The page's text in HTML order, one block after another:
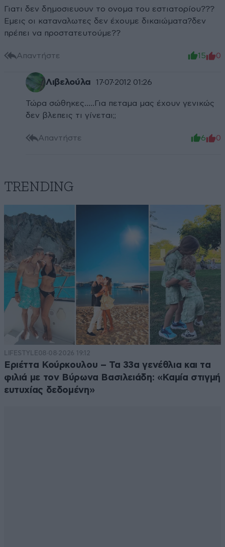
Γιατι δεν δημοσιευουν το ονομα του εστιατορίου???
Εμεις οι καταναλωτες δεν έχουμε δικαιώματα?δεν
πρέπει να προστατευτούμε??
Απαντήστε 15 0
Λιβελούλα 17·07·2012 01:26
Τώρα σώθηκες.....Για πεταμα μας έχουν γενικώς
δεν βλεπεις τι γίνεται;;
Απαντήστε 6 0
TRENDING
LIFESTYLE08·08·2026 19:12
Εριέττα Κούρκουλου – Τα 33α γενέθλια και τα
φιλιά με τον Βύρωνα Βασιλειάδη: «Καμία στιγμή
ευτυχίας δεδομένη»